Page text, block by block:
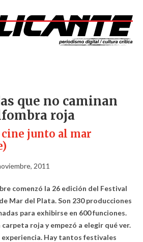
que no caminan
roja
junto al mar
2011
comenzó la 26 edición del Festival
Mar del Plata. Son 230 producciones
para exhibirse en 600 funciones.
carpeta roja y empezó a elegir qué ver.
Hay tantos festivales